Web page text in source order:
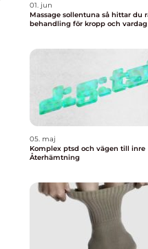
01. jun
Massage sollentuna så hittar du rätt
behandling för kropp och vardag
05. maj
Komplex ptsd och vägen till inre
Återhämtning